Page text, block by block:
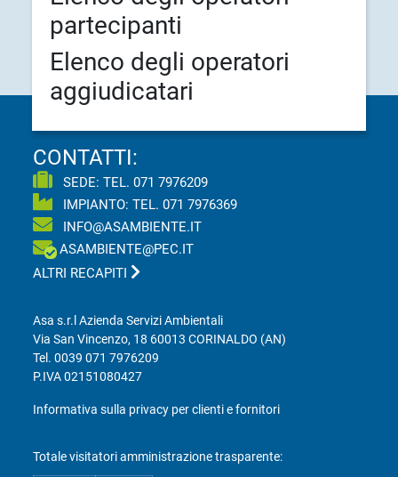
partecipanti
Elenco degli operatori
aggiudicatari
CONTATTI:
SEDE: TEL.071 7976209
IMPIANTO: TEL.071 7976369
INFO@ASAMBIENTE.IT
ASAMBIENTE@PEC.IT
ALTRI RECAPITI
Asa s.r.l Azienda Servizi Ambientali
Via San Vincenzo, 18 60013 CORINALDO (AN)
Tel.0039 071 7976209
P.IVA 02151080427
Informativa sulla privacy per clienti e fornitori
Totale visitatori amministrazione trasparente: